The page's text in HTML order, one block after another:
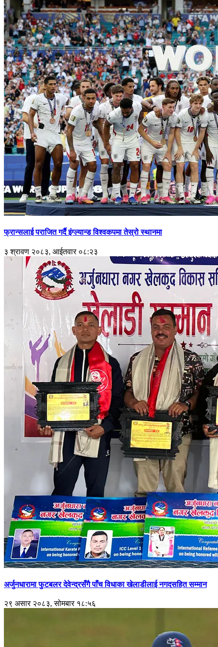
फ्रान्सलाई पराजित गर्दै इंग्ल्यान्ड विश्वकपमा तेस्रो स्थानमा
३ श्रावण २०८३, आईतवार ०८:२३
अर्जुनधारामा फुटबलर देवेन्द्रसँगै पाँच विधाका खेलाडीलाई नगदसहित सम्मान
२९ असार २०८३, सोमबार १८:५६